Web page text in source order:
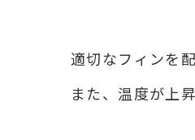
適切なフィンを
また、温度が上